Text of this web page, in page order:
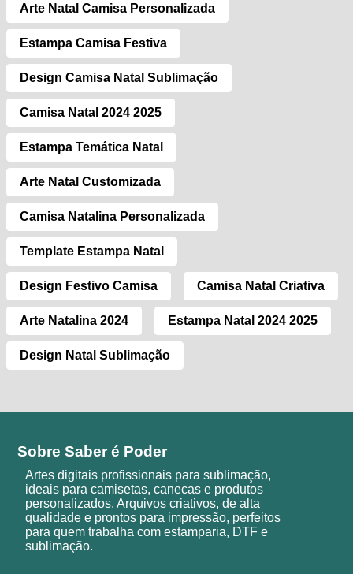
Arte Natal Camisa Personalizada
Estampa Camisa Festiva
Design Camisa Natal Sublimação
Camisa Natal 2024 2025
Estampa Temática Natal
Arte Natal Customizada
Camisa Natalina Personalizada
Template Estampa Natal
Design Festivo Camisa Camisa Natal Criativa
Arte Natalina 2024 Estampa Natal 2024 2025
Design Natal Sublimação
Sobre Saber é Poder
Artes digitais profissionais para sublimação,
ideais para camisetas, canecas e produtos
personalizados. Arquivos criativos, de alta
qualidade e prontos para impressão, perfeitos
para quem trabalha com estamparia, DTF e
sublimação.